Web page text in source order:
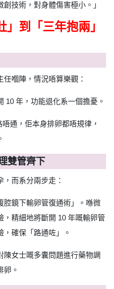
技術，對身體傷害極小。」
到「三年抱兩」
嗰陣，情況唔算樂觀：
10 年，功能退化系一個擔憂。
唔通，佢本身排卵都唔規律，
雙管齊下
而系分兩步走：
腔鏡下輸卵管復通術」。喺微
精細地將斷開 10 年嘅輸卵管
確保「路通咗」。
陳女士嘅多囊問題進行藥物調
卵。